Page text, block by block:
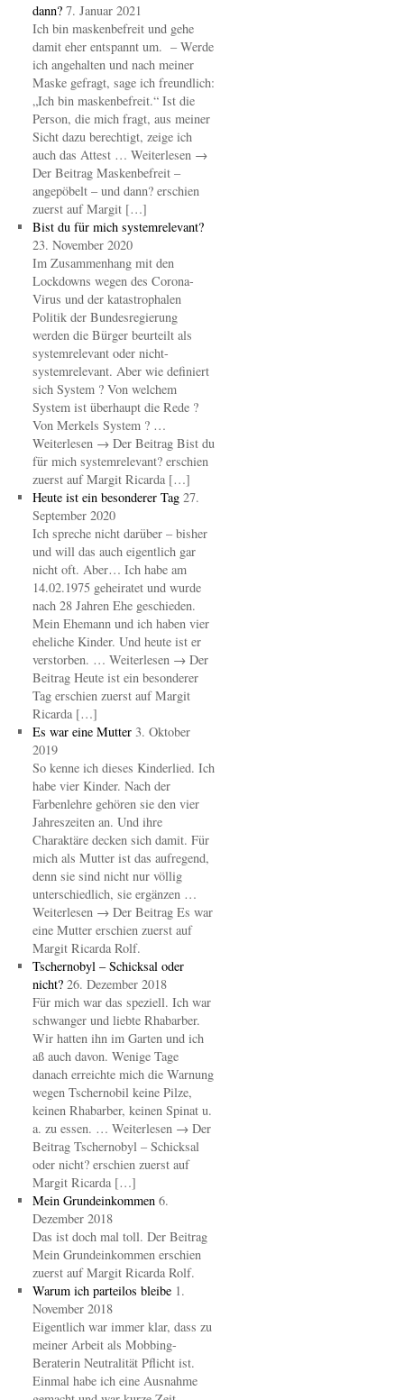
dann? 7. Januar 2021
Ich bin maskenbefreit und gehe
damit eher entspannt um. – Werde
ich angehalten und nach meiner
Maske gefragt, sage ich freundlich:
„Ich bin maskenbefreit.“ Ist die
Person, die mich fragt, aus meiner
Sicht dazu berechtigt, zeige ich
auch das Attest … Weiterlesen →
Der Beitrag Maskenbefreit –
angepöbelt – und dann? erschien
zuerst auf Margit […]
Bist du für mich systemrelevant?
23. November 2020
Im Zusammenhang mit den
Lockdowns wegen des Corona-
Virus und der katastrophalen
Politik der Bundesregierung
werden die Bürger beurteilt als
systemrelevant oder nicht-
systemrelevant. Aber wie definiert
sich System ? Von welchem
System ist überhaupt die Rede ?
Von Merkels System ? …
Weiterlesen → Der Beitrag Bist du
für mich systemrelevant? erschien
zuerst auf Margit Ricarda […]
Heute ist ein besonderer Tag 27.
September 2020
Ich spreche nicht darüber – bisher
und will das auch eigentlich gar
nicht oft. Aber… Ich habe am
14.02.1975 geheiratet und wurde
nach 28 Jahren Ehe geschieden.
Mein Ehemann und ich haben vier
eheliche Kinder. Und heute ist er
verstorben. … Weiterlesen → Der
Beitrag Heute ist ein besonderer
Tag erschien zuerst auf Margit
Ricarda […]
Es war eine Mutter 3. Oktober
2019
So kenne ich dieses Kinderlied. Ich
habe vier Kinder. Nach der
Farbenlehre gehören sie den vier
Jahreszeiten an. Und ihre
Charaktäre decken sich damit. Für
mich als Mutter ist das aufregend,
denn sie sind nicht nur völlig
unterschiedlich, sie ergänzen …
Weiterlesen → Der Beitrag Es war
eine Mutter erschien zuerst auf
Margit Ricarda Rolf.
Tschernobyl – Schicksal oder
nicht? 26. Dezember 2018
Für mich war das speziell. Ich war
schwanger und liebte Rhabarber.
Wir hatten ihn im Garten und ich
aß auch davon. Wenige Tage
danach erreichte mich die Warnung
wegen Tschernobil keine Pilze,
keinen Rhabarber, keinen Spinat u.
a. zu essen. … Weiterlesen → Der
Beitrag Tschernobyl – Schicksal
oder nicht? erschien zuerst auf
Margit Ricarda […]
Mein Grundeinkommen 6.
Dezember 2018
Das ist doch mal toll. Der Beitrag
Mein Grundeinkommen erschien
zuerst auf Margit Ricarda Rolf.
Warum ich parteilos bleibe 1.
November 2018
Eigentlich war immer klar, dass zu
meiner Arbeit als Mobbing-
Beraterin Neutralität Pflicht ist.
Einmal habe ich eine Ausnahme